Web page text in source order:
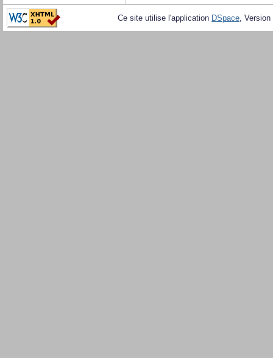
Ce site utilise l'application DSpace,